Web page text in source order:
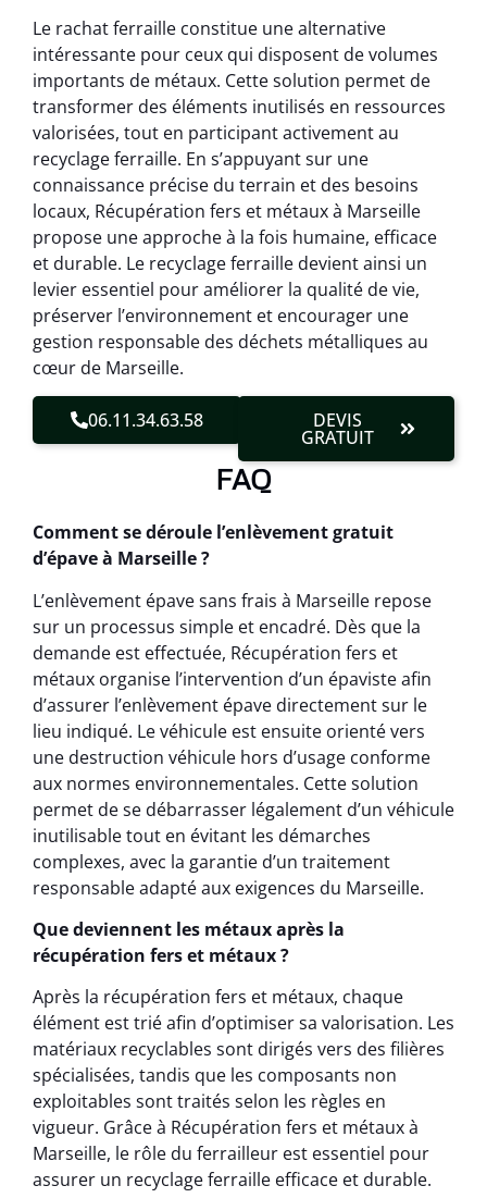
Le rachat ferraille constitue une alternative
intéressante pour ceux qui disposent de volumes
importants de métaux. Cette solution permet de
transformer des éléments inutilisés en ressources
valorisées, tout en participant activement au
recyclage ferraille. En s’appuyant sur une
connaissance précise du terrain et des besoins
locaux, Récupération fers et métaux à Marseille
propose une approche à la fois humaine, efficace
et durable. Le recyclage ferraille devient ainsi un
levier essentiel pour améliorer la qualité de vie,
préserver l’environnement et encourager une
gestion responsable des déchets métalliques au
cœur de Marseille.
06.11.34.63.58 DEVIS
GRATUIT
FAQ
Comment se déroule l’enlèvement gratuit
d’épave à Marseille ?
L’enlèvement épave sans frais à Marseille repose
sur un processus simple et encadré. Dès que la
demande est effectuée, Récupération fers et
métaux organise l’intervention d’un épaviste afin
d’assurer l’enlèvement épave directement sur le
lieu indiqué. Le véhicule est ensuite orienté vers
une destruction véhicule hors d’usage conforme
aux normes environnementales. Cette solution
permet de se débarrasser légalement d’un véhicule
inutilisable tout en évitant les démarches
complexes, avec la garantie d’un traitement
responsable adapté aux exigences du Marseille.
Que deviennent les métaux après la
récupération fers et métaux ?
Après la récupération fers et métaux, chaque
élément est trié afin d’optimiser sa valorisation. Les
matériaux recyclables sont dirigés vers des filières
spécialisées, tandis que les composants non
exploitables sont traités selon les règles en
vigueur. Grâce à Récupération fers et métaux à
Marseille, le rôle du ferrailleur est essentiel pour
assurer un recyclage ferraille efficace et durable.